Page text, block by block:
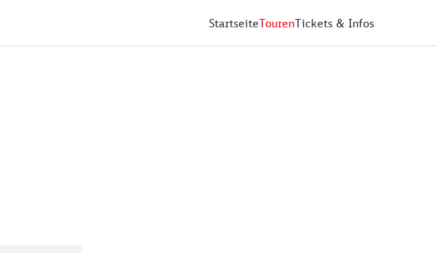
StartseiteTourenTickets & Infos